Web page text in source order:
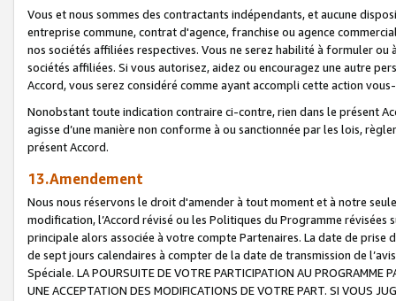
Vous et nous sommes des contractants indépendants, et aucune
entreprise commune, contrat d'agence, franchise ou agence
nos sociétés affiliées respectives. Vous ne serez habilité à formuler
sociétés affiliées. Si vous autorisez, aidez ou encouragez une autre
Accord, vous serez considéré comme ayant accompli cette action
Nonobstant toute indication contraire ci-contre, rien dans le présent
agisse d’une manière non conforme à ou sanctionnée par les lois,
présent Accord.
13.Amendement
Nous nous réservons le droit d'amender à tout moment et à notre
modification, l’Accord révisé ou les Politiques du Programme
principale alors associée à votre compte Partenaires. La date de
de sept jours calendaires à compter de la date de transmission de
Spéciale. LA POURSUITE DE VOTRE PARTICIPATION AU PROGRAMME
UNE ACCEPTATION DES MODIFICATIONS DE VOTRE PART. SI VOUS